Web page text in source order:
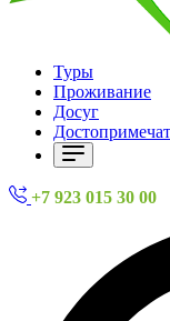
Туры
Проживание
Досуг
+7 923 015 30 00